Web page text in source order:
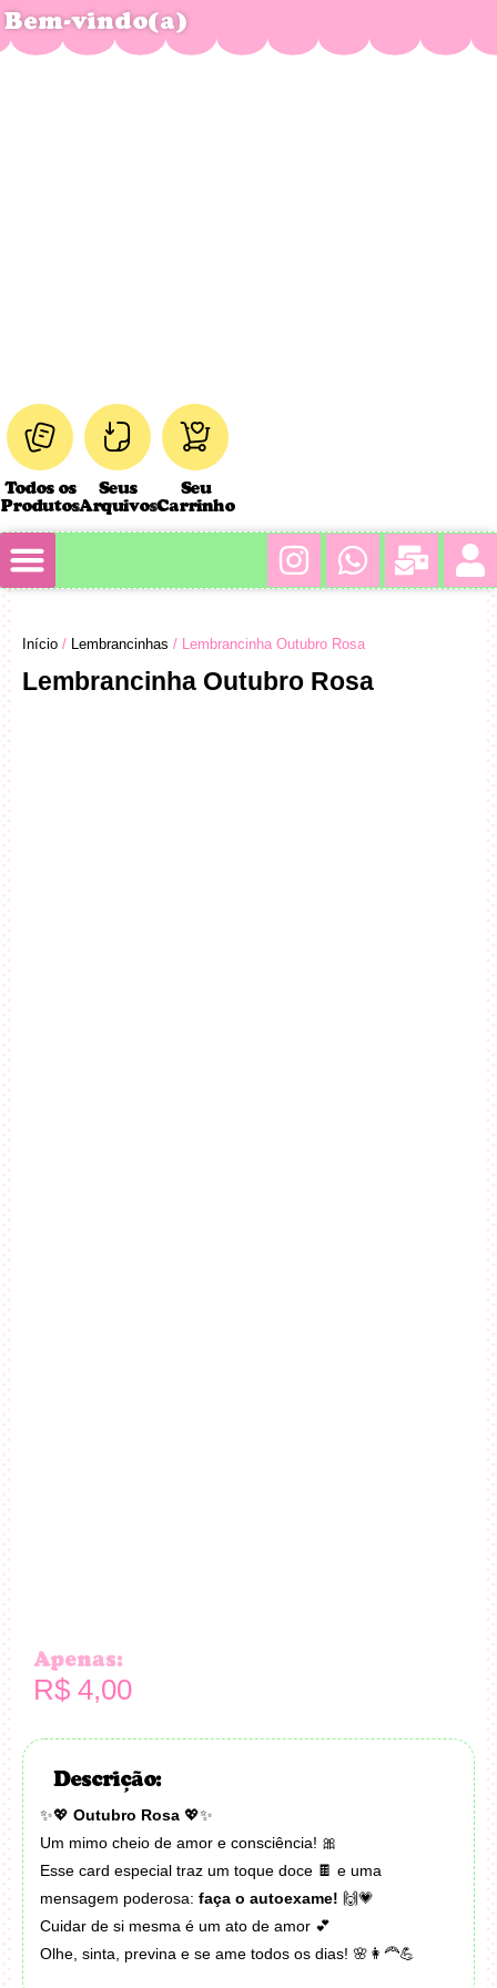
Bem-vindo(a)
Todos os
Produtos
Seus
Arquivos
Seu
Carrinho
Início / Lembrancinhas / Lembrancinha Outubro Rosa
Lembrancinha Outubro Rosa
Apenas:
R$ 4,00
Descrição:
✨💖 Outubro Rosa 💖✨
Um mimo cheio de amor e consciência! 🎀
Esse card especial traz um toque doce 🍫 e uma
mensagem poderosa: faça o autoexame! 🙌💗
Cuidar de si mesma é um ato de amor 💕
Olhe, sinta, previna e se ame todos os dias! 🌸👩‍🦰💪